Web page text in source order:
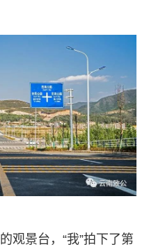
景台，“我”拍下了第